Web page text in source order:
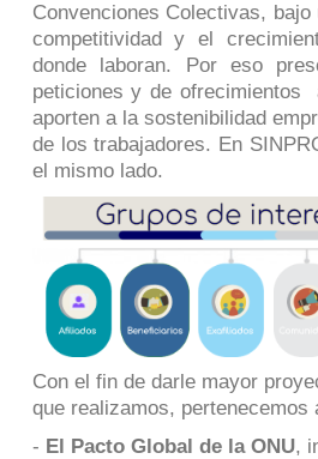
Convenciones Colectivas,
competitividad y el
donde laboran. Por eso
peticiones y de ofrecimientos
aporten a la sostenibilidad
de los trabajadores. En
el mismo lado.
Con el fin de darle mayor
que realizamos, pertenecemos
- El Pacto Global de la ONU,